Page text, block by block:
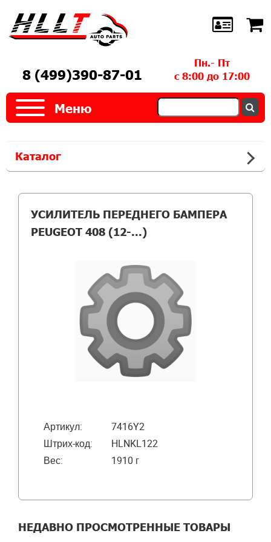
8 (499)390-87-01
Пн.- Пт
с 8:00 до 17:00
Меню
Каталог
УСИЛИТЕЛЬ ПЕРЕДНЕГО БАМПЕРА
PEUGEOT 408 (12-...)
Артикул:
7416Y2
Штрих-код:
HLNKL122
Вес:
1910 г
НЕДАВНО ПРОСМОТРЕННЫЕ ТОВАРЫ